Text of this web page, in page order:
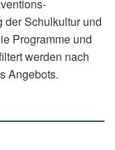
der Schulkultur und
Programme und
werden nach
Angebots.